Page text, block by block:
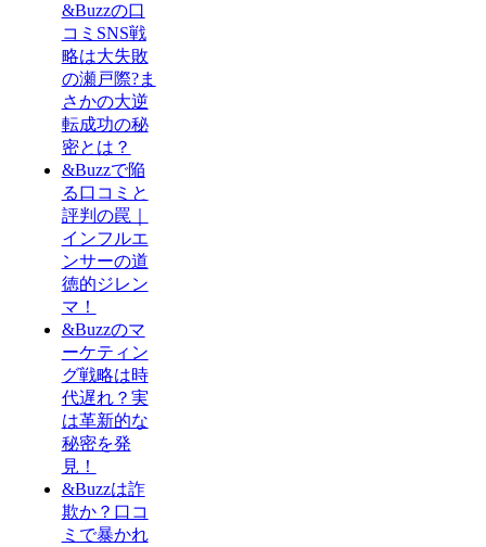
&Buzzの口
コミSNS戦
略は大失敗
の瀬戸際?ま
さかの大逆
転成功の秘
密とは？
&Buzzで陥
る口コミと
評判の罠｜
インフルエ
ンサーの道
徳的ジレン
マ！
&Buzzのマ
ーケティン
グ戦略は時
代遅れ？実
は革新的な
秘密を発
見！
&Buzzは詐
欺か？口コ
ミで暴かれ